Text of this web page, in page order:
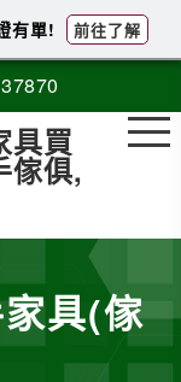
37870
具買
傢俱,
具(傢
有單! 前往了解